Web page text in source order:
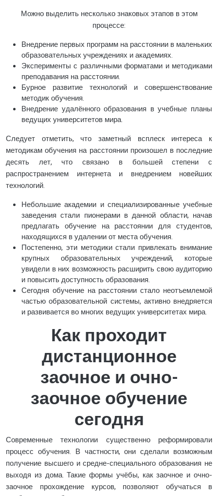
Можно выделить несколько знаковых этапов в этом
процессе:
Внедрение первых программ на расстоянии в маленьких
образовательных учреждениях и академиях.
Эксперименты с различными форматами и методиками
преподавания на расстоянии.
Бурное развитие технологий и совершенствование
методик обучения.
Внедрение удалённого образования в учебные планы
ведущих университетов мира.
Следует отметить, что заметный всплеск интереса к
методикам обучения на расстоянии произошел в последние
десять лет, что связано в большей степени с
распространением интернета и внедрением новейших
технологий.
Небольшие академии и специализированные учебные
заведения стали пионерами в данной области, начав
предлагать обучение на расстоянии для студентов,
находящихся в удалении от места обучения.
Постепенно, эти методики стали привлекать внимание
крупных образовательных учреждений, которые
увидели в них возможность расширить свою аудиторию
и повысить доступность образования.
Сегодня обучение на расстоянии стало неотъемлемой
частью образовательной системы, активно внедряется
и развивается во многих ведущих университетах мира.
Как проходит
дистанционное
заочное и очно-
заочное обучение
сегодня
Современные технологии существенно реформировали
процесс обучения. В частности, они сделали возможным
получение высшего и средне-специального образования не
выходя из дома. Такие формы учёбы, как заочное и очно-
заочное прохождение курсов, позволяют обучаться в